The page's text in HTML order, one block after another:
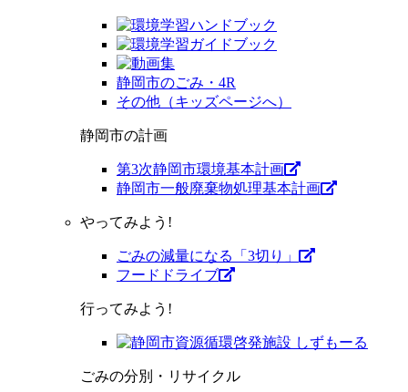
静岡市のごみ・4R
その他（キッズページへ）
静岡市の計画
第3次静岡市環境基本計画
静岡市一般廃棄物処理基本計画
やってみよう!
ごみの減量になる「3切り」
フードドライブ
行ってみよう!
ごみの分別・リサイクル